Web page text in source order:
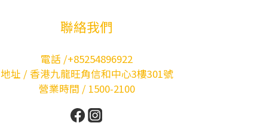
聯絡我們
電話 /+85254896922
地址 / 香港九龍旺角信和中心3樓301號
營業時間 / 1500-2100